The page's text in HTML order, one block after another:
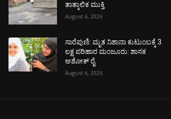
ತಾತ್ಕಾಲಿಕ ಮುಕ್ತಿ
August 6, 2026
ಸಾರೆಪುಣಿ: ಮೃತ ನಿಶಾನಾ ಕುಟುಂಬಕ್ಕೆ 3
ಲಕ್ಷ ಪರಿಹಾರ ಮಂಜೂರು: ಶಾಸಕ
ಅಶೋಕ್ ರೈ
August 6, 2026